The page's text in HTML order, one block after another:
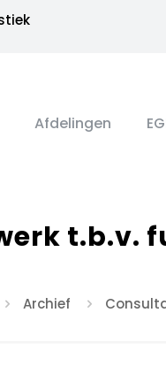
Afdelingen
t.b.v.
Archief